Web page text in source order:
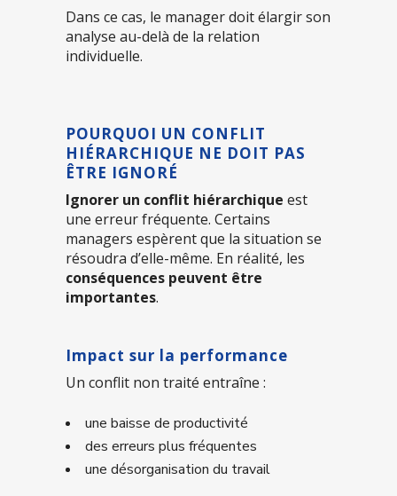
Dans ce cas, le manager doit élargir son
analyse au-delà de la relation
individuelle.
POURQUOI UN CONFLIT
HIÉRARCHIQUE NE DOIT PAS
ÊTRE IGNORÉ
Ignorer un conflit hiérarchique est
une erreur fréquente. Certains
managers espèrent que la situation se
résoudra d’elle-même. En réalité, les
conséquences peuvent être
importantes.
Impact sur la performance
Un conflit non traité entraîne :
une baisse de productivité
des erreurs plus fréquentes
une désorganisation du travail